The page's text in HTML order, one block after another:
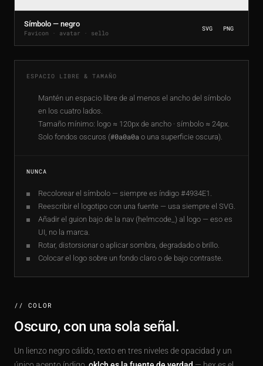
Símbolo — negro
Favicon · avatar · sello
SVG PNG
ESPACIO LIBRE & TAMAÑO
Mantén un espacio libre de al menos el ancho del símbolo
en los cuatro lados.
Tamaño mínimo: logo ≈ 120px de ancho · símbolo ≈ 24px.
Solo fondos oscuros (#0a0a0a o una superficie oscura).
NUNCA
Recolorear el símbolo — siempre es índigo #4934E1.
Reescribir el logotipo con una fuente — usa siempre el SVG.
Añadir el guion bajo de la nav (helmcode_) al logo — eso es
UI, no la marca.
Rotar, distorsionar o aplicar sombra, degradado o brillo.
Colocar el logo sobre un fondo claro o de bajo contraste.
// COLOR
Oscuro, con una sola señal.
Un lienzo negro cálido, texto en tres niveles de opacidad y un